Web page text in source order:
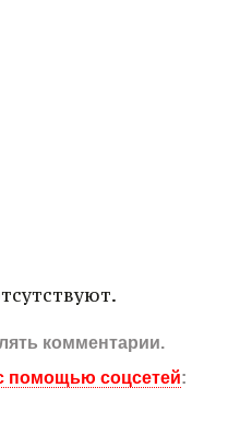
комментарии.
помощью соцсетей: